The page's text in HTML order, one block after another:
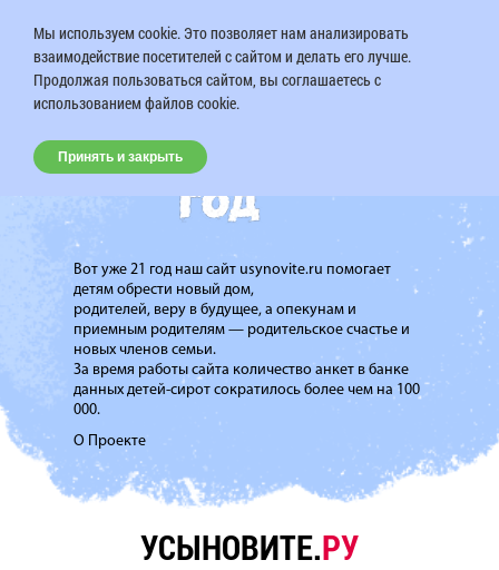
Вот уже 21 год наш сайт usynovite.ru помогает
детям обрести новый дом,
родителей, веру в будущее, а опекунам и
приемным родителям — родительское счастье и
новых членов семьи.
За время работы сайта количество анкет в банке
данных детей-сирот сократилось более чем на 100
000.
О Проекте
УСЫНОВИТЕ.РУ
Мы используем cookie. Это позволяет нам анализировать
взаимодействие посетителей с сайтом и делать его лучше.
Продолжая пользоваться сайтом, вы соглашаетесь с
использованием файлов cookie.
Принять и закрыть